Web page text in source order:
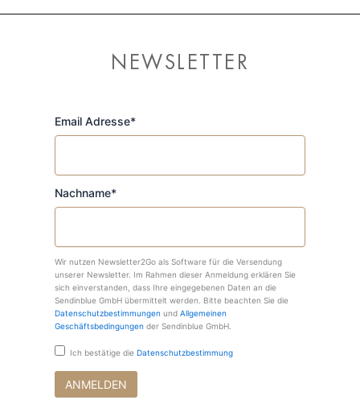
NEWSLETTER
Email Adresse*
Nachname*
Wir nutzen Newsletter2Go als Software für die Versendung
unserer Newsletter. Im Rahmen dieser Anmeldung erklären Sie
sich einverstanden, dass Ihre eingegebenen Daten an die
Sendinblue GmbH übermittelt werden. Bitte beachten Sie die
Datenschutzbestimmungen und Allgemeinen
Geschäftsbedingungen der Sendinblue GmbH.
Ich bestätige die Datenschutzbestimmung